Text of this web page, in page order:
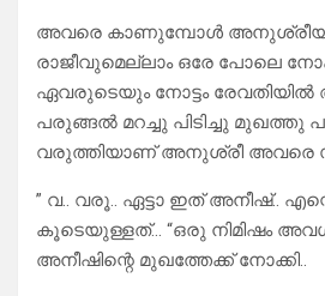
അവരെ കാണുമ്പോൾ
രാജീവുമെല്ലാം ഒരേ പോലെ
ഏവരുടെയും നോട്ടം
പരുങ്ങൽ മറച്ചു പിടിച്ചു മുഖത്തു
വരുത്തിയാണ് അനുശ്രീ അവരെ
” വ.. വരൂ.. ഏട്ടാ ഇത് അനീഷ്..
കൂടെയുള്ളത്… “ഒരു നിമിഷം
അനീഷിന്റെ മുഖത്തേക്ക് നോക്കി..